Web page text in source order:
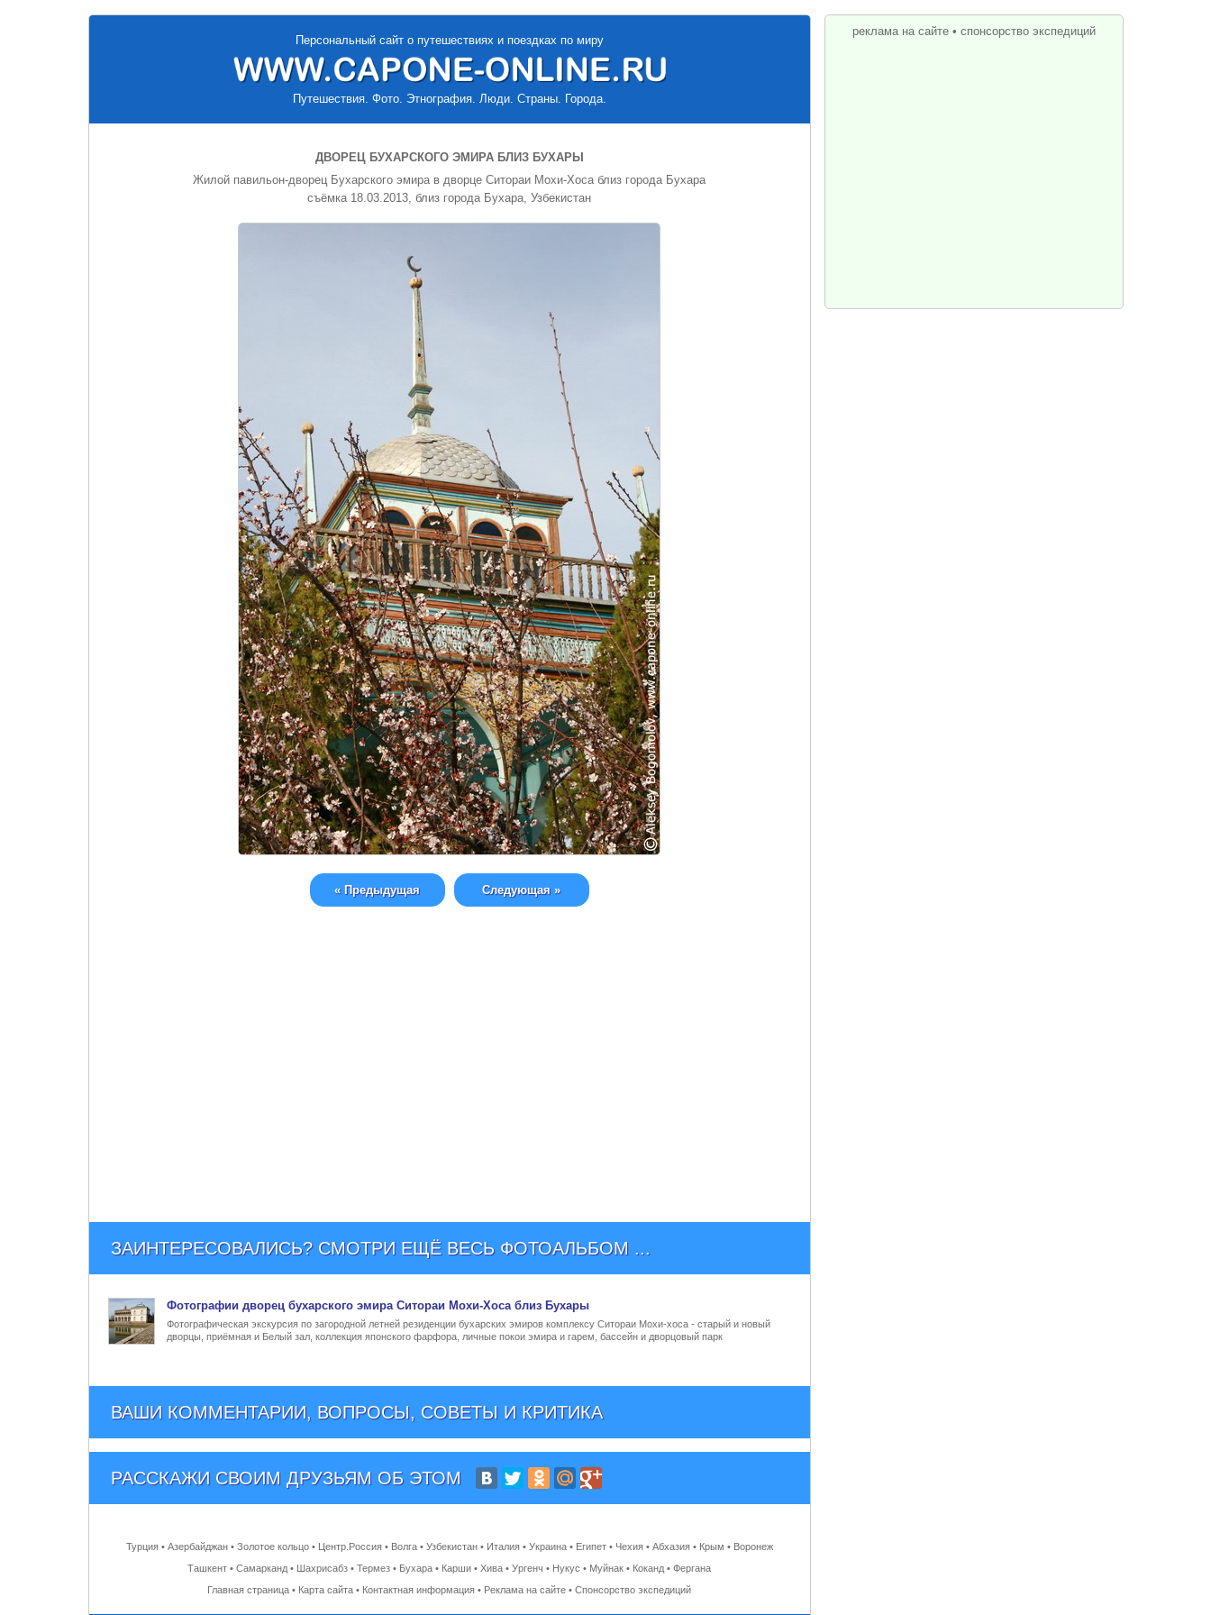
Персональный сайт о путешествиях и поездках по миру
Путешествия. Фото. Этнография. Люди. Страны. Города.
ДВОРЕЦ БУХАРСКОГО ЭМИРА БЛИЗ БУХАРЫ
Жилой павильон-дворец Бухарского эмира в дворце Ситораи Мохи-Хоса близ города Бухара
съёмка 18.03.2013, близ города Бухара, Узбекистан
« Предыдущая Следующая »
ЗАИНТЕРЕСОВАЛИСЬ? СМОТРИ ЕЩЁ ВЕСЬ ФОТОАЛЬБОМ ...
Фотографии дворец бухарского эмира Ситораи Мохи-Хоса близ Бухары
Фотографическая экскурсия по загородной летней резиденции бухарских эмиров комплексу Ситораи Мохи-хоса - старый и новый
дворцы, приёмная и Белый зал, коллекция японского фарфора, личные покои эмира и гарем, бассейн и дворцовый парк
ВАШИ КОММЕНТАРИИ, ВОПРОСЫ, СОВЕТЫ И КРИТИКА
РАССКАЖИ СВОИМ ДРУЗЬЯМ ОБ ЭТОМ
Турция• Азербайджан• Золотое кольцо• Центр.Россия• Волга• Узбекистан• Италия• Украина• Египет• Чехия• Абхазия• Крым • Воронеж
Ташкент • Самарканд • Шахрисабз • Термез • Бухара • Карши • Хива • Ургенч • Нукус • Муйнак • Коканд • Фергана
Главная страница • Карта сайта • Контактная информация • Реклама на сайте • Спонсорство экспедиций
реклама на сайте• спонсорство экспедиций